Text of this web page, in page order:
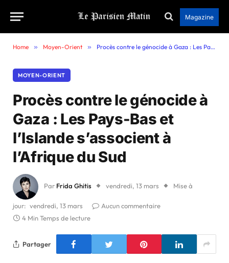
Magazine
Home » Moyen-Orient » Procès contre le génocide à Gaza : Les Pays-Bas et l’Islande s’associent à l’Afrique du Sud
MOYEN-ORIENT
Procès contre le génocide à
Gaza : Les Pays-Bas et
l’Islande s’associent à
l’Afrique du Sud
Par Frida Ghitis vendredi, 13 mars Mise à
jour: vendredi, 13 mars
Aucun commentaire
4 Min Temps de lecture
Partager